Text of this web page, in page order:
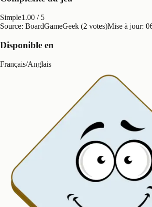
Simple1.00 / 5
Source: BoardGameGeek (2 votes)Mise à jour:
Disponible en
Français/Anglais